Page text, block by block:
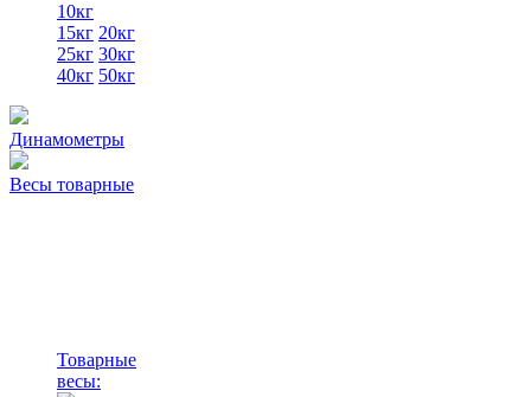
10кг
15кг 20кг
25кг 30кг
40кг 50кг
Динамометры
Весы товарные
Товарные
весы: